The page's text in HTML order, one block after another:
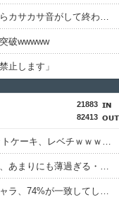
【悲報】ワイの家、壁の裏からカサカサ音がして終わるwwwww
破wwwww
止します」
21883
82413
【画像あり】安心系JKのホットケーキ、レベチｗｗｗｗｗｗｗｗｗｗｗｗｗｗｗｗｗｗｗｗｗｗｗｗ
【閲覧注意】ケニアのスイカ、あまりにも薄過ぎる・・・
【悲報】ヤニねこで抜けるキャラ、74%が一致してしまう・・・